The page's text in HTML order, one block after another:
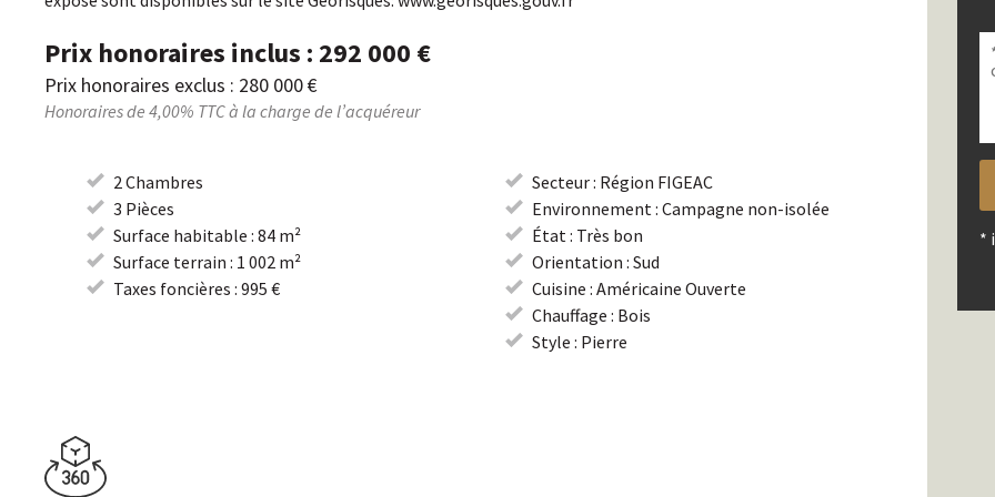
Prix honoraires inclus : 292 000 €
Prix honoraires exclus : 280 000 €
Honoraires de 4,00% TTC à la charge de l’acquéreur
2 Chambres
3 Pièces
Surface habitable : 84 m²
Surface terrain : 1 002 m²
Taxes foncières : 995 €
Secteur : Région FIGEAC
Environnement : Campagne non-isolée
État : Très bon
Orientation : Sud
Cuisine : Américaine Ouverte
Chauffage : Bois
Style : Pierre
ce
*